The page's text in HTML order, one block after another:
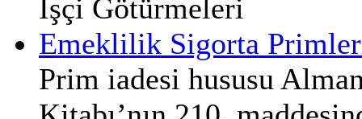
İşçi Götürmeleri
Emeklilik Sigorta
Prim iadesi hususu